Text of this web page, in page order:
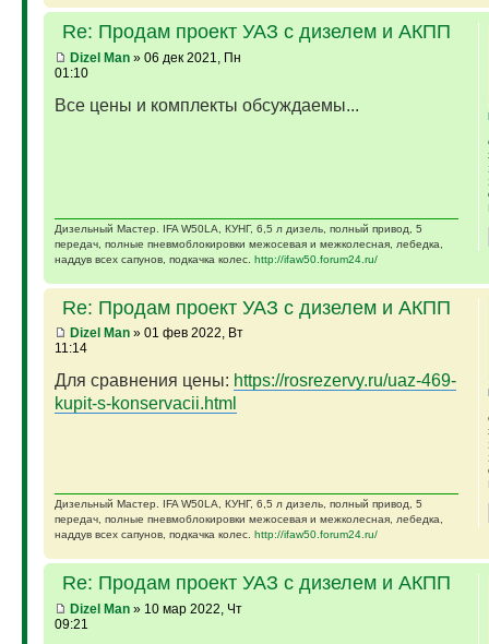
Re: Продам проект УАЗ с дизелем и АКПП
Dizel Man» 06 дек 2021, Пн
01:10
Все цены и комплекты обсуждаемы...
Дизельный Мастер. IFA W50LA, КУНГ, 6,5 л дизель, полный привод, 5
передач, полные пневмоблокировки межосевая и межколесная, лебедка,
наддув всех сапунов, подкачка колес. http://ifaw50.forum24.ru/
Re: Продам проект УАЗ с дизелем и АКПП
Dizel Man» 01 фев 2022, Вт
11:14
Для сравнения цены: https://rosrezervy.ru/uaz-469-
kupit-s-konservacii.html
Дизельный Мастер. IFA W50LA, КУНГ, 6,5 л дизель, полный привод, 5
передач, полные пневмоблокировки межосевая и межколесная, лебедка,
наддув всех сапунов, подкачка колес. http://ifaw50.forum24.ru/
Re: Продам проект УАЗ с дизелем и АКПП
Dizel Man» 10 мар 2022, Чт
09:21